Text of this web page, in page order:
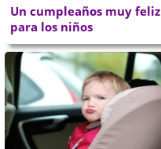
Un cumpleaños muy feliz
para los niños